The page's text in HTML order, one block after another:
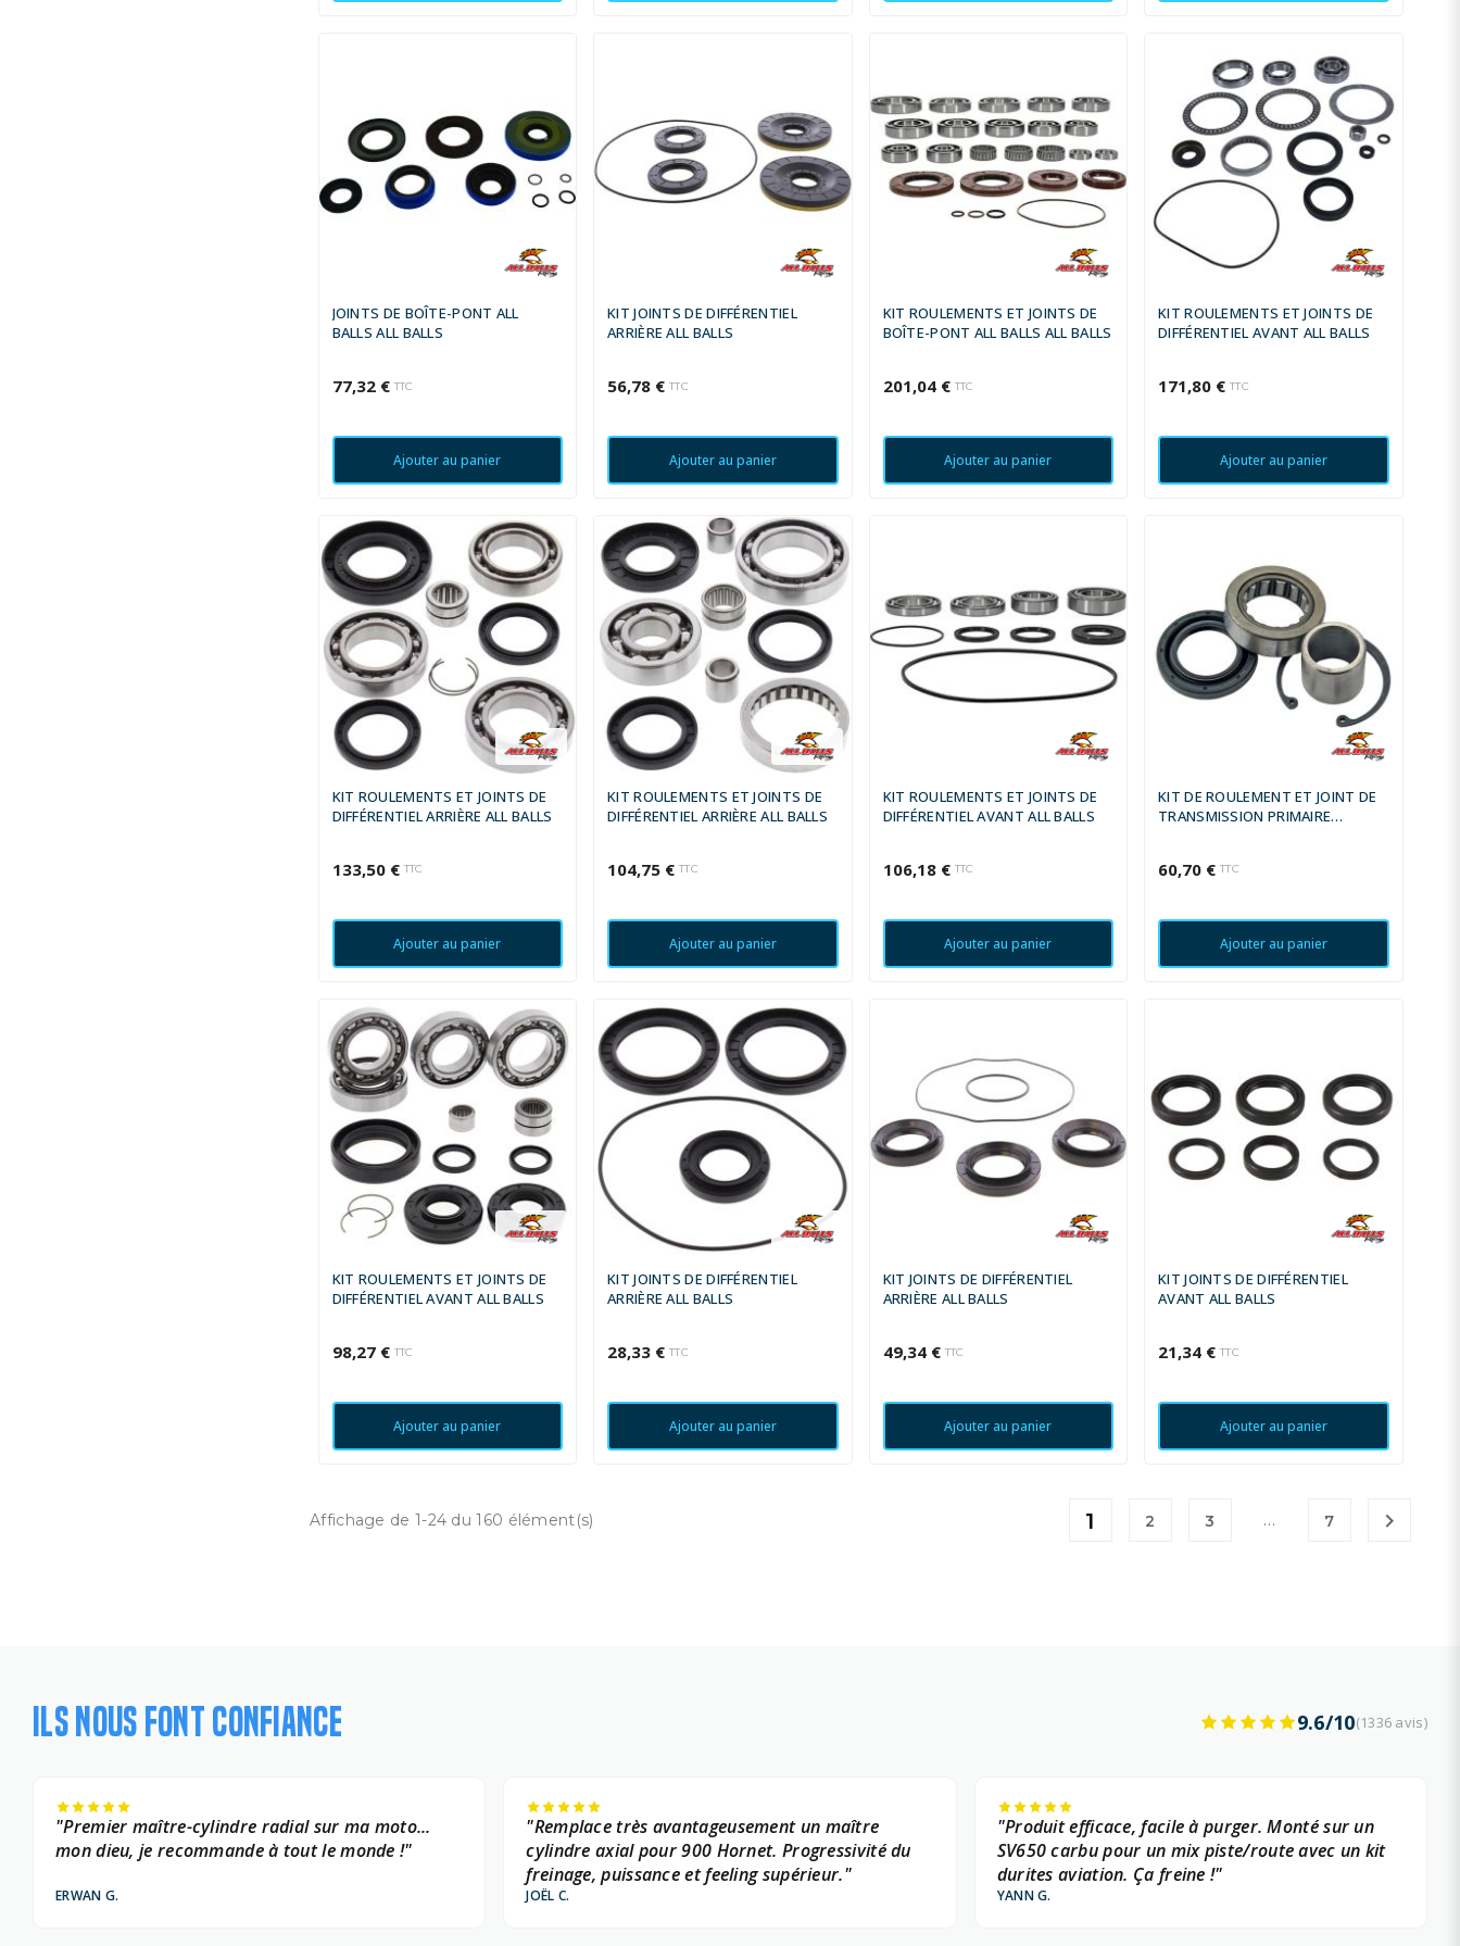
JOINTS DE BOÎTE-PONT ALL
BALLS ALL BALLS
77,32 € TTC
Ajouter au panier
KIT JOINTS DE DIFFÉRENTIEL
ARRIÈRE ALL BALLS
56,78 € TTC
Ajouter au panier
KIT ROULEMENTS ET JOINTS DE
BOÎTE-PONT ALL BALLS ALL BALLS
201,04 € TTC
Ajouter au panier
KIT ROULEMENTS ET JOINTS DE
DIFFÉRENTIEL AVANT ALL BALLS
171,80 € TTC
Ajouter au panier
KIT ROULEMENTS ET JOINTS DE
DIFFÉRENTIEL ARRIÈRE ALL BALLS
133,50 € TTC
Ajouter au panier
KIT ROULEMENTS ET JOINTS DE
DIFFÉRENTIEL ARRIÈRE ALL BALLS
104,75 € TTC
Ajouter au panier
KIT ROULEMENTS ET JOINTS DE
DIFFÉRENTIEL AVANT ALL BALLS
106,18 € TTC
Ajouter au panier
KIT DE ROULEMENT ET JOINT DE
TRANSMISSION PRIMAIRE
60,70 € TTC
Ajouter au panier
KIT ROULEMENTS ET JOINTS DE
DIFFÉRENTIEL AVANT ALL BALLS
98,27 € TTC
Ajouter au panier
KIT JOINTS DE DIFFÉRENTIEL
ARRIÈRE ALL BALLS
28,33 € TTC
Ajouter au panier
KIT JOINTS DE DIFFÉRENTIEL
ARRIÈRE ALL BALLS
49,34 € TTC
Ajouter au panier
KIT JOINTS DE DIFFÉRENTIEL
AVANT ALL BALLS
21,34 € TTC
Ajouter au panier
Affichage de 1-24 du 160 élément(s) 1 2 3 … 7 
ILS NOUS FONT CONFIANCE 9.6/10(1336 avis)
"Premier maître-cylindre radial sur ma moto...
mon dieu, je recommande à tout le monde !"
ERWAN G.
"Remplace très avantageusement un maître
cylindre axial pour 900 Hornet. Progressivité du
freinage, puissance et feeling supérieur."
JOËL C.
"Produit efficace, facile à purger. Monté sur un
SV650 carbu pour un mix piste/route avec un kit
durites aviation. Ça freine !"
YANN G.